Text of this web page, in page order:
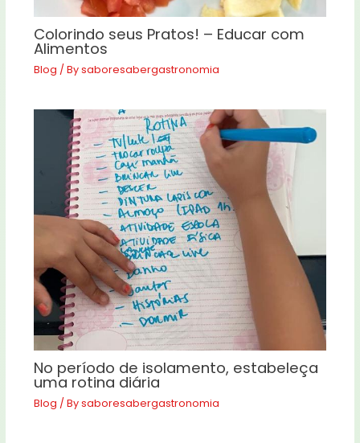
Colorindo seus Pratos! – Educar com
Alimentos
Blog / Bysaboresabergastronomia
No período de isolamento, estabeleça
uma rotina diária
Blog / Bysaboresabergastronomia